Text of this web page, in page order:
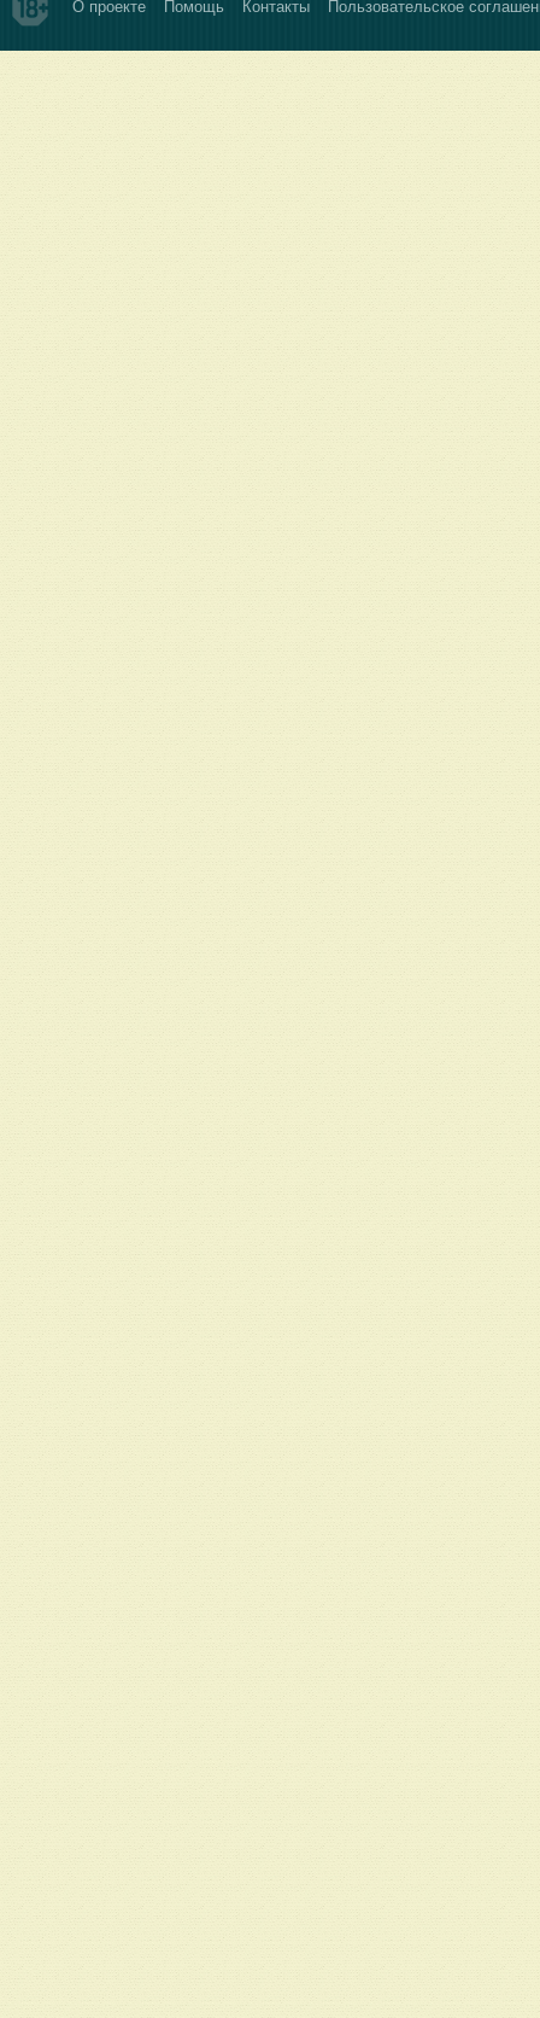
О проекте Помощь Контакты Пользовательское